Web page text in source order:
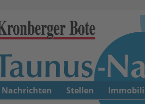
Nachrichten Stellen